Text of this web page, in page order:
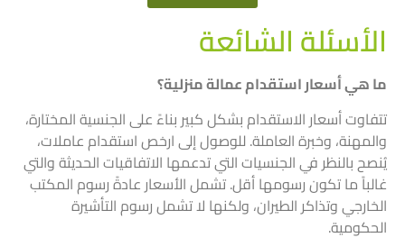
الأسئلة الشائعة
ما هي أسعار استقدام عمالة منزلية؟
تتفاوت أسعار الاستقدام بشكل كبير بناءً على الجنسية المختارة،
والمهنة، وخبرة العاملة. للوصول إلى ارخص استقدام عاملات،
يُنصح بالنظر في الجنسيات التي تدعمها الاتفاقيات الحديثة والتي
غالباً ما تكون رسومها أقل. تشمل الأسعار عادةً رسوم المكتب
الخارجي وتذاكر الطيران، ولكنها لا تشمل رسوم التأشيرة
الحكومية.